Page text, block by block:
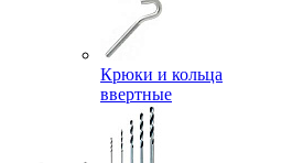
Крюки и кольца
ввертные